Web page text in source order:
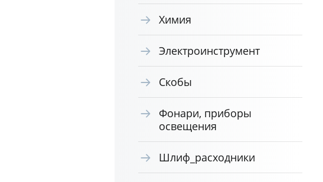
Химия
Электроинструмент
Скобы
Фонари, приборы
освещения
Шлиф_расходники